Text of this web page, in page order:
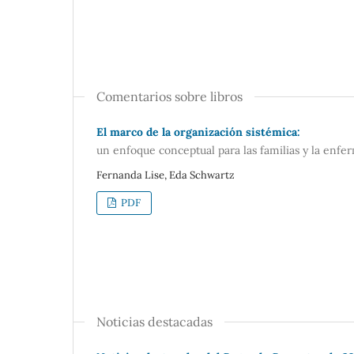
Comentarios sobre libros
El marco de la organización sistémica:
un enfoque conceptual para las familias y la
Fernanda Lise, Eda Schwartz
PDF
Noticias destacadas